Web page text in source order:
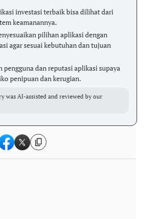
investasi terbaik bisa dilihat dari
keamanannya.
pilihan aplikasi dengan
agar sesuai kebutuhan dan tujuan
pengguna dan reputasi aplikasi supaya
penipuan dan kerugian.
was AI-assisted and reviewed by our